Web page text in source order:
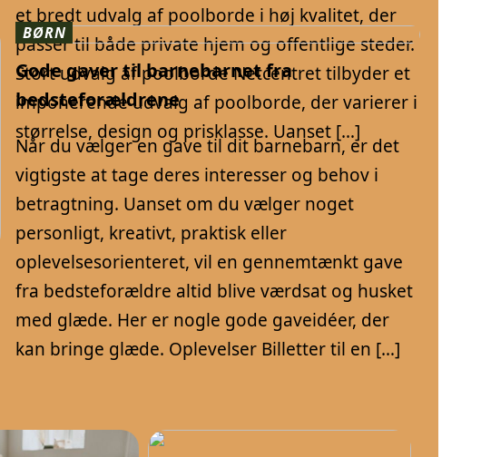
et bredt udvalg af poolborde i høj kvalitet, der
passer til både private hjem og offentlige steder.
Stort udvalg af poolborde Netcentret tilbyder et
imponerende udvalg af poolborde, der varierer i
størrelse, design og prisklasse. Uanset […]
BØRN
Gode gaver til barnebarnet fra
bedsteforældrene
Når du vælger en gave til dit barnebarn, er det
vigtigste at tage deres interesser og behov i
betragtning. Uanset om du vælger noget
personligt, kreativt, praktisk eller
oplevelsesorienteret, vil en gennemtænkt gave
fra bedsteforældre altid blive værdsat og husket
med glæde. Her er nogle gode gaveidéer, der
kan bringe glæde. Oplevelser Billetter til en […]